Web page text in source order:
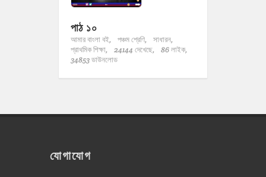
পাঠ ১০
আমার বাংলা বই, পঞ্চম শ্রেণি,
সাধারন,
প্রাথমিক শিক্ষা,
24144 দেখেছে,
86 লাইক,
34853 ডাউনলোড
যোগাযোগ